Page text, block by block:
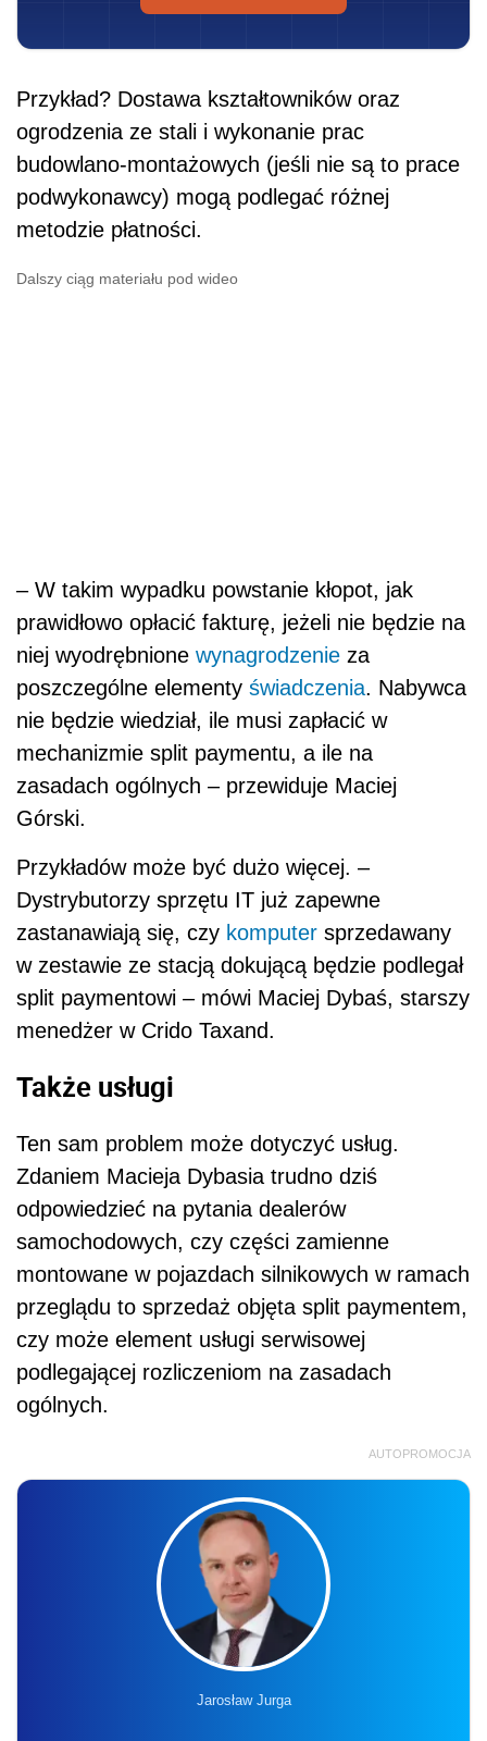
Przykład? Dostawa kształtowników oraz
ogrodzenia ze stali i wykonanie prac
budowlano-montażowych (jeśli nie są to prace
podwykonawcy) mogą podlegać różnej
metodzie płatności.
Dalszy ciąg materiału pod wideo
– W takim wypadku powstanie kłopot, jak
prawidłowo opłacić fakturę, jeżeli nie będzie na
niej wyodrębnione wynagrodzenie za
poszczególne elementy świadczenia. Nabywca
nie będzie wiedział, ile musi zapłacić w
mechanizmie split paymentu, a ile na
zasadach ogólnych – przewiduje Maciej
Górski.
Przykładów może być dużo więcej. –
Dystrybutorzy sprzętu IT już zapewne
zastanawiają się, czy komputer sprzedawany
w zestawie ze stacją dokującą będzie podlegał
split paymentowi – mówi Maciej Dybaś, starszy
menedżer w Crido Taxand.
Także usługi
Ten sam problem może dotyczyć usług.
Zdaniem Macieja Dybasia trudno dziś
odpowiedzieć na pytania dealerów
samochodowych, czy części zamienne
montowane w pojazdach silnikowych w ramach
przeglądu to sprzedaż objęta split paymentem,
czy może element usługi serwisowej
podlegającej rozliczeniom na zasadach
ogólnych.
AUTOPROMOCJA
Jarosław Jurga